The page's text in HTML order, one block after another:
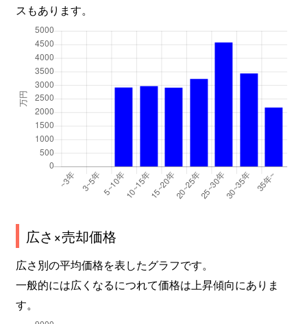
スもあります。
広さ×売却価格
広さ別の平均価格を表したグラフです。
一般的には広くなるにつれて価格は上昇傾向にありま
す。